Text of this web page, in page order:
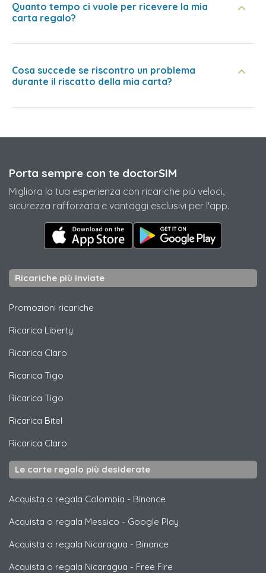
Quanto tempo ci vuole per ricevere la mia
carta regalo?
Cosa succede se riscontro un problema
durante il riscatto della mia carta?
Porta sempre con te doctorSIM
Migliora la tua esperienza con ricariche più veloci,
sicurezza rafforzata e vantaggi esclusivi per l'app.
Ricariche più inviate
Promozioni ricariche
Ricarica Liberty
Ricarica Claro
Ricarica Tigo
Ricarica Tigo
Ricarica Bitel
Ricarica Claro
Le carte regalo più desiderate
Acquista o regala Colombia - Binance
Acquista o regala Messico - Google Play
Acquista o regala Nicaragua - Binance
Acquista o regala Nicaragua - Free Fire